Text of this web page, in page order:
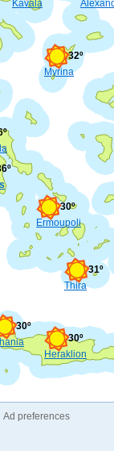
Heraklion
30º
Kavala
30º
Ermoupoli
30º
Myrina
32º
Thira
31º
Ad preferences